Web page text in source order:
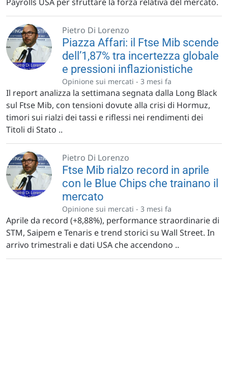
Pietro Di Lorenzo
Piazza Affari: il Ftse Mib scende
dell’1,87% tra incertezza globale
e pressioni inflazionistiche
Opinione sui mercati - 3 mesi fa
Il report analizza la settimana segnata dalla Long Black
sul Ftse Mib, con tensioni dovute alla crisi di Hormuz,
timori sui rialzi dei tassi e riflessi nei rendimenti dei
Titoli di Stato ..
Pietro Di Lorenzo
Ftse Mib rialzo record in aprile
con le Blue Chips che trainano il
mercato
Opinione sui mercati - 3 mesi fa
Aprile da record (+8,88%), performance straordinarie di
STM, Saipem e Tenaris e trend storici su Wall Street. In
arrivo trimestrali e dati USA che accendono ..